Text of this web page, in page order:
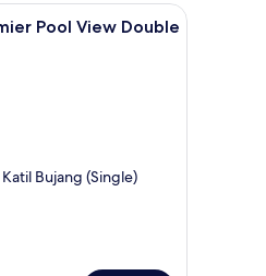
mini, peti besi dalam bilik, meja, seterika/
Pool View Double
Bujang (Single)